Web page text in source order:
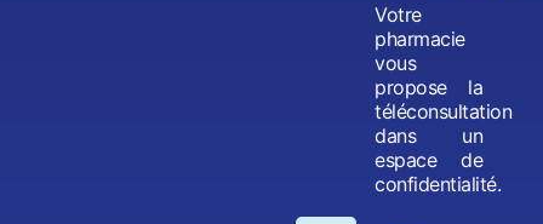
Votre
pharmacie
vous
propose la
téléconsultation
dans un
espace de
confidentialité.